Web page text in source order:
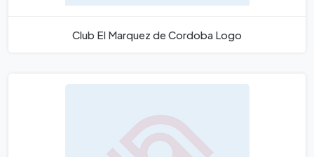
Club El Marquez de Cordoba Logo